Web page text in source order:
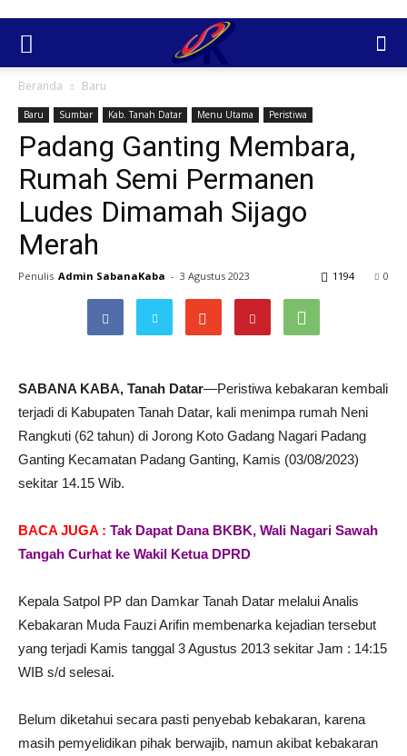
Beranda Baru
Baru Sumbar Kab. Tanah Datar Menu Utama Peristiwa
Padang Ganting Membara,
Rumah Semi Permanen
Ludes Dimamah Sijago
Merah
Penulis Admin SabanaKaba - 3 Agustus 2023 0
1194
SABANA KABA, Tanah Datar—Peristiwa kebakaran kembali
terjadi di Kabupaten Tanah Datar, kali menimpa rumah Neni
Rangkuti (62 tahun) di Jorong Koto Gadang Nagari Padang
Ganting Kecamatan Padang Ganting, Kamis (03/08/2023)
sekitar 14.15 Wib.
BACA JUGA : Tak Dapat Dana BKBK, Wali Nagari Sawah
Tangah Curhat ke Wakil Ketua DPRD
Kepala Satpol PP dan Damkar Tanah Datar melalui Analis
Kebakaran Muda Fauzi Arifin membenarka kejadian tersebut
yang terjadi Kamis tanggal 3 Agustus 2013 sekitar Jam : 14:15
WIB s/d selesai.
Belum diketahui secara pasti penyebab kebakaran, karena
masih pemyelidikan pihak berwajib, namun akibat kebakaran